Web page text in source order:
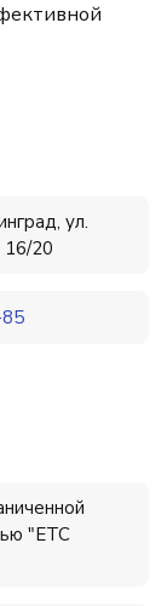
ул.
20
"ЕТС